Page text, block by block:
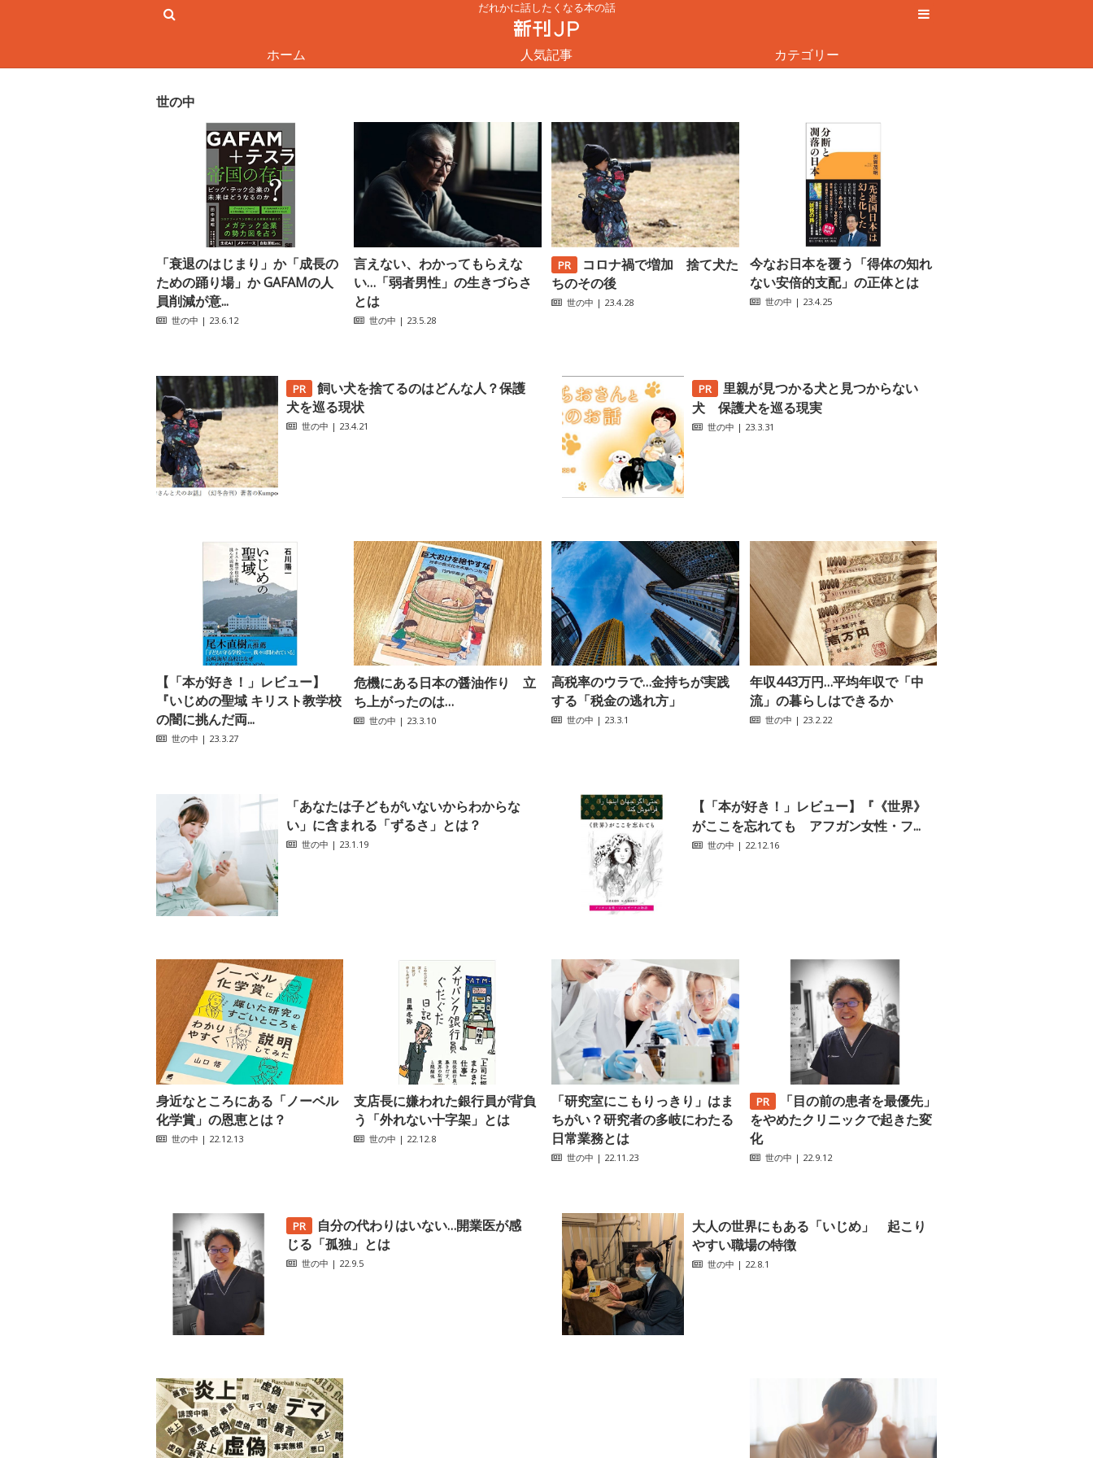
だれかに話したくなる本の話
ホーム 人気記事 カテゴリー
世の中
「衰退のはじまり」か「成長の
ための踊り場」か GAFAMの人
員削減が意...
世の中 | 23.6.12
言えない、わかってもらえな
い…「弱者男性」の生きづらさ
とは
世の中 | 23.5.28
コロナ禍で増加 捨て犬た
ちのその後
世の中 | 23.4.28
今なお日本を覆う「得体の知れ
ない安倍的支配」の正体とは
世の中 | 23.4.25
飼い犬を捨てるのはどんな人？保護
犬を巡る現状
世の中 | 23.4.21
里親が見つかる犬と見つからない
犬 保護犬を巡る現実
世の中 | 23.3.31
【「本が好き！」レビュー】
『いじめの聖域 キリスト教学校
の闇に挑んだ両...
世の中 | 23.3.27
危機にある日本の醤油作り 立
ち上がったのは…
世の中 | 23.3.10
高税率のウラで…金持ちが実践
する「税金の逃れ方」
世の中 | 23.3.1
年収443万円…平均年収で「中
流」の暮らしはできるか
世の中 | 23.2.22
「あなたは子どもがいないからわからな
い」に含まれる「ずるさ」とは？
世の中 | 23.1.19
【「本が好き！」レビュー】『《世界》
がここを忘れても アフガン女性・フ...
世の中 | 22.12.16
身近なところにある「ノーベル
化学賞」の恩恵とは？
世の中 | 22.12.13
支店長に嫌われた銀行員が背負
う「外れない十字架」とは
世の中 | 22.12.8
「研究室にこもりっきり」はま
ちがい？研究者の多岐にわたる
日常業務とは
世の中 | 22.11.23
「目の前の患者を最優先」
をやめたクリニックで起きた変
化
世の中 | 22.9.12
自分の代わりはいない…開業医が感
じる「孤独」とは
世の中 | 22.9.5
大人の世界にもある「いじめ」 起こり
やすい職場の特徴
世の中 | 22.8.1